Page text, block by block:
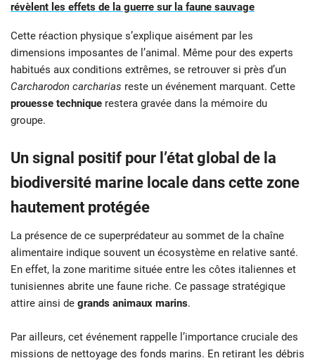
révèlent les effets de la guerre sur la faune sauvage
Cette réaction physique s’explique aisément par les
dimensions imposantes de l’animal. Même pour des experts
habitués aux conditions extrêmes, se retrouver si près d’un
Carcharodon carcharias reste un événement marquant. Cette
prouesse technique restera gravée dans la mémoire du
groupe.
Un signal positif pour l’état global de la
biodiversité marine locale dans cette zone
hautement protégée
La présence de ce superprédateur au sommet de la chaîne
alimentaire indique souvent un écosystème en relative santé.
En effet, la zone maritime située entre les côtes italiennes et
tunisiennes abrite une faune riche. Ce passage stratégique
attire ainsi de grands animaux marins.
Par ailleurs, cet événement rappelle l’importance cruciale des
missions de nettoyage des fonds marins. En retirant les débris